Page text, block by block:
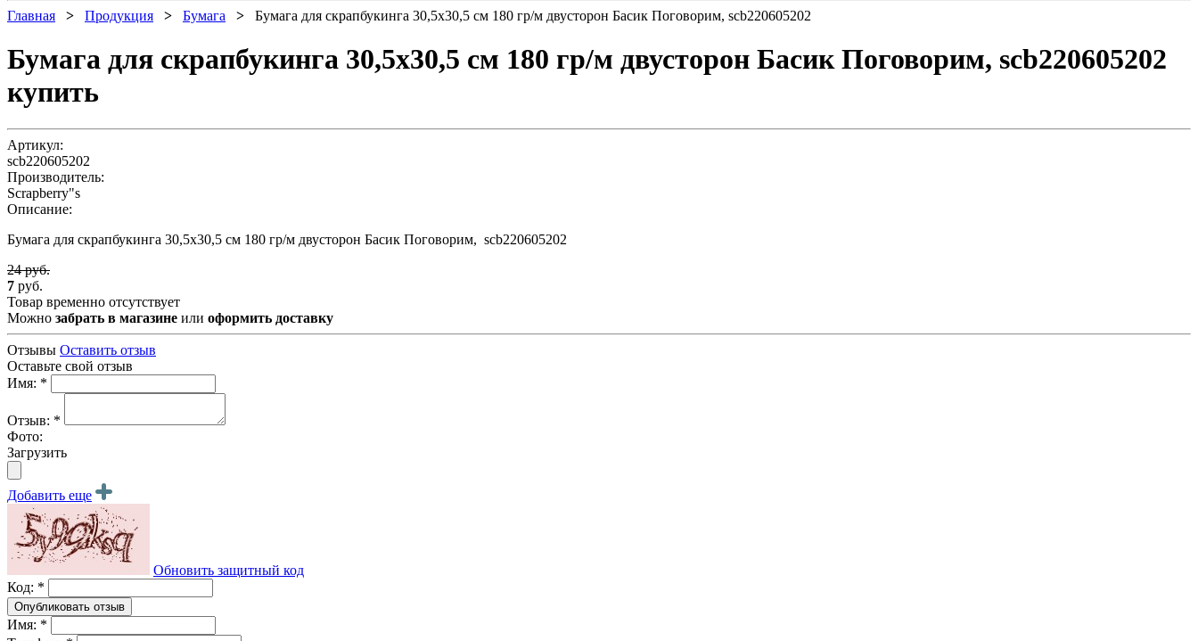
Главная > Продукция > Бумага > Бумага для скрапбукинга 30,5х30,5 см 180 гр/м двусторон Басик Поговорим, scb220605202
Бумага для скрапбукинга 30,5х30,5 см 180 гр/м двусторон Басик Поговорим, scb220605202
купить
Артикул:
scb220605202
Производитель:
Scrapberry"s
Описание:
Бумага для скрапбукинга 30,5х30,5 см 180 гр/м двусторон Басик Поговорим, scb220605202
24 руб.
7 руб.
Товар временно отсутствует
Можно забрать в магазине или оформить доставку
Отзывы Оставить отзыв
Оставьте свой отзыв
Имя: *
Отзыв: *
Фото:
Загрузить
Добавить еще
Обновить защитный код
Код: *
Имя: *